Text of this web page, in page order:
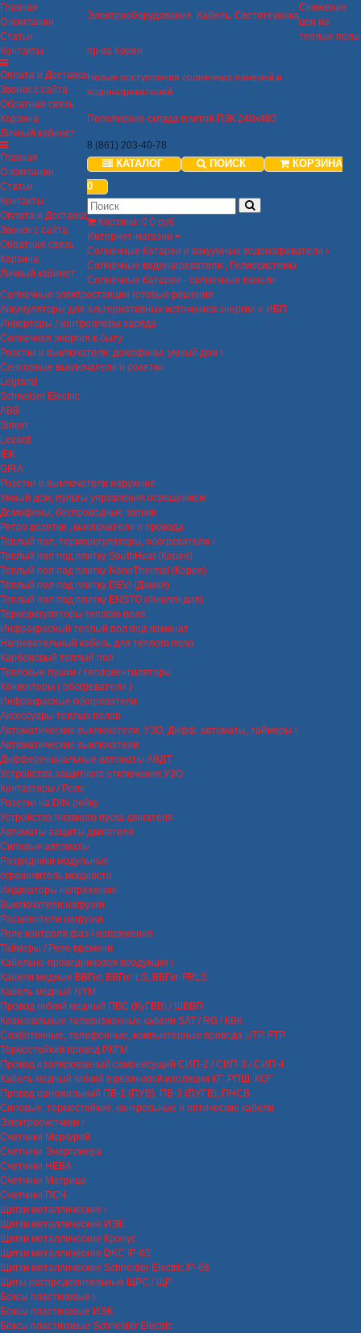
Главная
О компании
Статьи
Контакты
Оплата и Доставка
Звонок с сайта
Обратная связь
Корзина
Личный кабинет
Главная
О компании
Статьи
Контакты
Оплата и Доставка
Звонок с сайта
Обратная связь
Корзина
Личный кабинет
Электрооборудование. Кабель. Светотехника
Снижение
цен на
теплые полы
пр-ва Кореи
Новые поступления солнечных панелей и
водонагревателей.
Пополнение склада плитой ПЗК 240х480
8 (861) 203-40-78
КАТАЛОГ ПОИСК
КОРЗИНА
0
Корзина: 0 0 руб
Интернет-магазин
Солнечные батареи и вакуумные водонагреватели
Солнечные водонагреватели , Гелиосистемы
Солнечные батареи - солнечные панели
Солнечные электростанции готовые решения
Аккумуляторы для альтернативных источников энергии и ИБП
Инверторы / контроллеры заряда
Солнечная энергия в быту
Розетки и выключатели, домофоны, умный дом
Сенсорные выключатели и розетки
Legrand
Schneider Electric
ABB
Simon
Lezard
IEK
GIRA
Розетки и выключатели наружние
Умный дом, пульты управления освещением
Домофоны, беспроводные звонки
Ретро розетки , выключатели и провода
Теплый пол, терморегуляторы, обогреватели
Теплый пол под плитку SouthHeat (Корея)
Теплый пол под плитку NanoThermal (Корея)
Теплый пол под плитку DEVI (Дания)
Теплый пол под плитку ENSTO (Финляндия)
Терморегуляторы теплого пола
Инфракрасный теплый пол под ламинат
Нагревательный кабель для теплого пола
Карбоновый теплый пол
Тепловые пушки / тепловентиляторы
Конвекторы ( обогреватели )
Инфракрасные обогреватели
Аксессуары теплых полов
Автоматические выключатели, УЗО, Дифф. автоматы, таймеры
Автоматические выключатели
Дифференциальные автоматы АВДТ
Устройства защитного отключения УЗО
Контакторы / Реле
Розетки на DIN-рейку
Устройства плавного пуска двигателя
Автоматы защиты двигателя
Силовые автоматы
Разрядники модульные
ограничитель мощности
Индикаторы напряжения
Выключатели нагрузки
Расцепители нагрузки
Реле контроля фаз / напряжения
Таймеры / Реле времени
Кабельно-проводниковая продукция
Кабели медные ВВГнг, ВВГнг-LS, ВВГнг-FRLS
Кабель медный NYM
Провод гибкий медный ПВС (КуГВВ) / ШВВП
Коаксиальные телевизионные кабели SAT / RG / КВК
Слаботочные, телефонные, компьютерные провода UTP, FTP
Термостойкий провод РКГМ
Провод изолированный самонесущий СИП-2 / СИП-3 / СИП-4
Кабель медный гибкий в резиновой изоляции КГ, РПШ, КОГ
Провод одножильный ПВ-1 (ПУВ), ПВ-3 (ПУГВ), ПНСВ
Силовые, термостойкие, контрольные и оптические кабели
Электросчетчики
Счетчики Меркурий
Счетчики Энергомера
Счетчики НЕВА
Счетчики Матрица
Счетчики ПСЧ
Щитки металлические
Щитки металлические ИЭК
Щитки металлические Кронус
Щитки металлические DKC IP-65
Щитки металлические Schneider Electric IP-66
Щиты распределительные ЩРС / ЩР
Боксы пластиковые
Боксы пластиковые ИЭК
Боксы пластиковые Schneider Electric